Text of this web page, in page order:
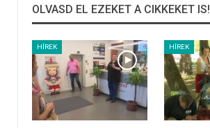
OLVASD EL EZEKET A CIKKEKET IS!
HÍREK HÍREK